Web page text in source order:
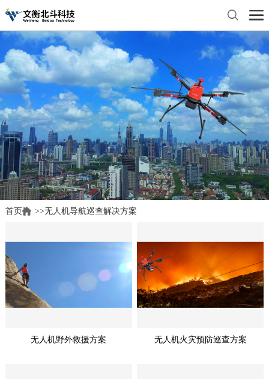
首页 >>无人机导航巡查解决方案
无人机野外救援方案 无人机火灾预防巡查方案